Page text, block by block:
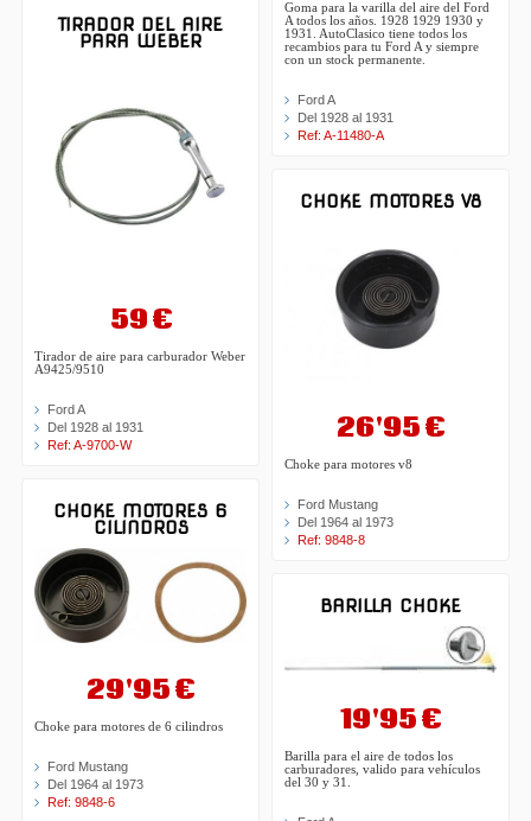
TIRADOR DEL AIRE
PARA WEBER
59 €
Tirador de aire para carburador Weber
A9425/9510
Ford A
Del 1928 al 1931
Ref: A-9700-W
CHOKE MOTORES 6
CILINDROS
29'95 €
Choke para motores de 6 cilindros
Ford Mustang
Del 1964 al 1973
Ref: 9848-6
Goma para la varilla del aire del Ford
A todos los años. 1928 1929 1930 y
1931. AutoClasico tiene todos los
recambios para tu Ford A y siempre
con un stock permanente.
Ford A
Del 1928 al 1931
Ref: A-11480-A
CHOKE MOTORES V8
26'95 €
Choke para motores v8
Ford Mustang
Del 1964 al 1973
Ref: 9848-8
BARILLA CHOKE
19'95 €
Barilla para el aire de todos los
carburadores, valido para vehículos
del 30 y 31.